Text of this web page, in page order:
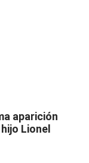
aparición
Lionel